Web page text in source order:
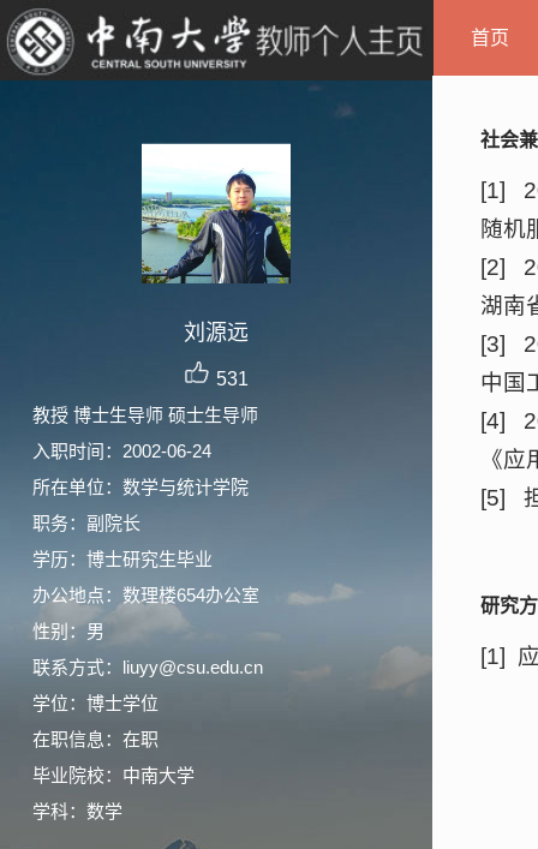
刘源远
531
教授 博士生导师 硕士生导师
入职时间：2002-06-24
所在单位：数学与统计学院
职务：副院长
学历：博士研究生毕业
办公地点：数理楼654办公室
性别：男
联系方式：liuyy@csu.edu.cn
学位：博士学位
在职信息：在职
毕业院校：中南大学
学科：数学
首页
社会
[1]
随机
[2]
湖南
[3]
中国
[4]
《
[5]
研究
[1]